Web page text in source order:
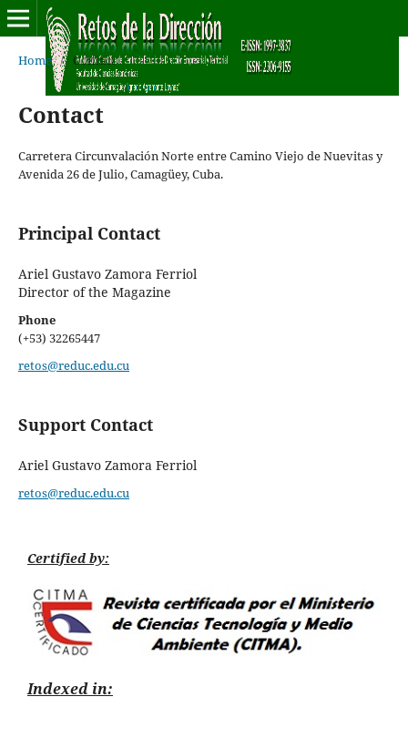
Home / Contact
Contact
Carretera Circunvalación Norte entre Camino Viejo de Nuevitas y
Avenida 26 de Julio, Camagüey, Cuba.
Principal Contact
Ariel Gustavo Zamora Ferriol
Director of the Magazine
Phone
(+53) 32265447
retos@reduc.edu.cu
Support Contact
Ariel Gustavo Zamora Ferriol
retos@reduc.edu.cu
Certified by:
Indexed in: